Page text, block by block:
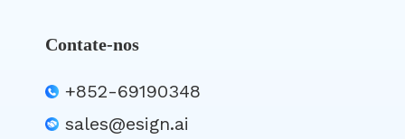
Contate-nos
+852-69190348
sales@esign.ai